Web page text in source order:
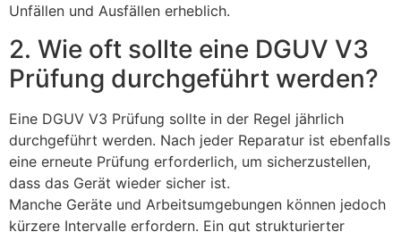
Unfällen und Ausfällen erheblich.
2. Wie oft sollte eine DGUV V3
Prüfung durchgeführt werden?
Eine DGUV V3 Prüfung sollte in der Regel jährlich
durchgeführt werden. Nach jeder Reparatur ist ebenfalls
eine erneute Prüfung erforderlich, um sicherzustellen,
dass das Gerät wieder sicher ist.
Manche Geräte und Arbeitsumgebungen können jedoch
kürzere Intervalle erfordern. Ein gut strukturierter